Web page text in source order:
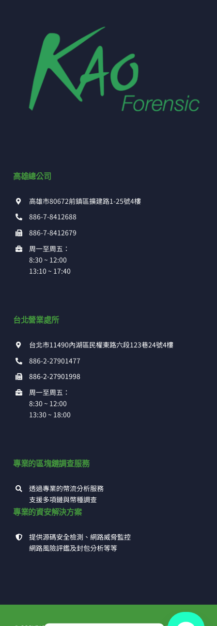
高雄總公司
高雄市80672前鎮區擴建路1-25號4樓
886-7-8412688
886-7-8412679
周一至周五：
8:30 ~ 12:00
13:10 ~ 17:40
台北營業處所
台北市11490內湖區民權東路六段123巷24號4樓
886-2-27901477
886-2-27901998
周一至周五：
8:30 ~ 12:00
13:30 ~ 18:00
專業的區塊鏈調查服務
透過專業的幣流分析服務
支援多項鏈與幣種調查
專業的資安解決方案
提供源碼安全檢測、網路威脅監控
網路風險評鑑及封包分析等等